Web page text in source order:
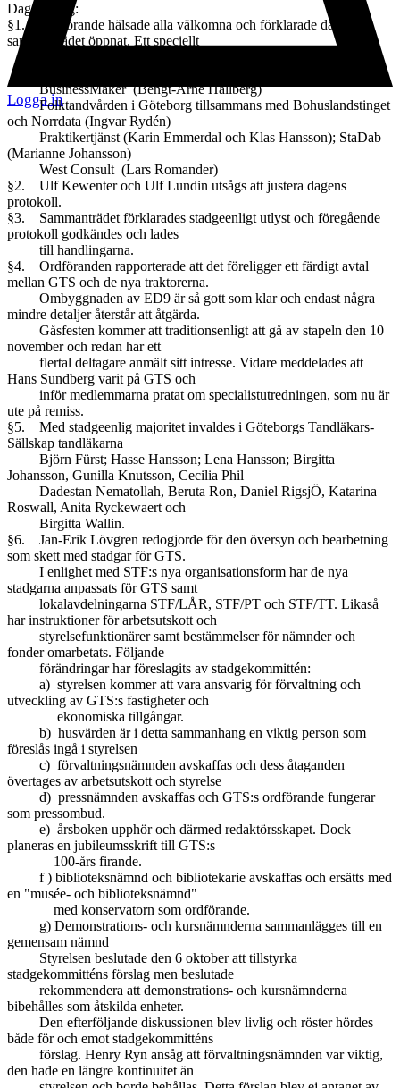
Logga in
Dagordning:
§1. Ordförande hälsade alla välkomna och förklarade därefter
sammanträdet öppnat. Ett speciellt
tack riktades till de 6 utställarna, som representerades av:
Alex Dental AB (Mikael Busck och Göran Thorson)
BusinessMaker (Bengt-Arne Hallberg)
Folktandvården i Göteborg tillsammans med Bohuslandstinget
och Norrdata (Ingvar Rydén)
Praktikertjänst (Karin Emmerdal och Klas Hansson); StaDab
(Marianne Johansson)
West Consult (Lars Romander)
§2. Ulf Kewenter och Ulf Lundin utsågs att justera dagens
protokoll.
§3. Sammanträdet förklarades stadgeenligt utlyst och föregående
protokoll godkändes och lades
till handlingarna.
§4. Ordföranden rapporterade att det föreligger ett färdigt avtal
mellan GTS och de nya traktorerna.
Ombyggnaden av ED9 är så gott som klar och endast några
mindre detaljer återstår att åtgärda.
Gåsfesten kommer att traditionsenligt att gå av stapeln den 10
november och redan har ett
flertal deltagare anmält sitt intresse. Vidare meddelades att
Hans Sundberg varit på GTS och
inför medlemmarna pratat om specialistutredningen, som nu är
ute på remiss.
§5. Med stadgeenlig majoritet invaldes i Göteborgs Tandläkars-
Sällskap tandläkarna
Björn Fürst; Hasse Hansson; Lena Hansson; Birgitta
Johansson, Gunilla Knutsson, Cecilia Phil
Dadestan Nematollah, Beruta Ron, Daniel RigsjÖ, Katarina
Roswall, Anita Ryckewaert och
Birgitta Wallin.
§6. Jan-Erik Lövgren redogjorde för den översyn och bearbetning
som skett med stadgar för GTS.
I enlighet med STF:s nya organisationsform har de nya
stadgarna anpassats för GTS samt
lokalavdelningarna STF/LÅR, STF/PT och STF/TT. Likaså
har instruktioner för arbetsutskott och
styrelsefunktionärer samt bestämmelser för nämnder och
fonder omarbetats. Följande
förändringar har föreslagits av stadgekommittén:
a) styrelsen kommer att vara ansvarig för förvaltning och
utveckling av GTS:s fastigheter och
ekonomiska tillgångar.
b) husvärden är i detta sammanhang en viktig person som
föreslås ingå i styrelsen
c) förvaltningsnämnden avskaffas och dess åtaganden
övertages av arbetsutskott och styrelse
d) pressnämnden avskaffas och GTS:s ordförande fungerar
som pressombud.
e) årsboken upphör och därmed redaktörsskapet. Dock
planeras en jubileumsskrift till GTS:s
100-års firande.
f ) biblioteksnämnd och bibliotekarie avskaffas och ersätts med
en "musée- och biblioteksnämnd"
med konservatorn som ordförande.
g) Demonstrations- och kursnämnderna sammanlägges till en
gemensam nämnd
Styrelsen beslutade den 6 oktober att tillstyrka
stadgekommitténs förslag men beslutade
rekommendera att demonstrations- och kursnämnderna
bibehålles som åtskilda enheter.
Den efterföljande diskussionen blev livlig och röster hördes
både för och emot stadgekommitténs
förslag. Henry Ryn ansåg att förvaltningsnämnden var viktig,
den hade en längre kontinuitet än